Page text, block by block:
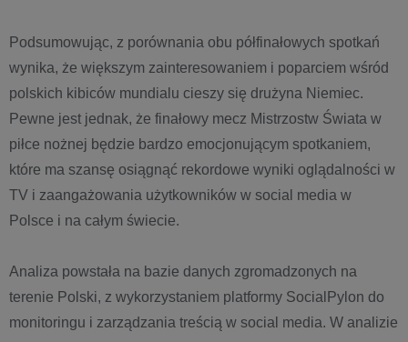
Podsumowując, z porównania obu półfinałowych spotkań
wynika, że większym zainteresowaniem i poparciem wśród
polskich kibiców mundialu cieszy się drużyna Niemiec.
Pewne jest jednak, że finałowy mecz Mistrzostw Świata w
piłce nożnej będzie bardzo emocjonującym spotkaniem,
które ma szansę osiągnąć rekordowe wyniki oglądalności w
TV i zaangażowania użytkowników w social media w
Polsce i na całym świecie.
Analiza powstała na bazie danych zgromadzonych na
terenie Polski, z wykorzystaniem platformy SocialPylon do
monitoringu i zarządzania treścią w social media. W analizie